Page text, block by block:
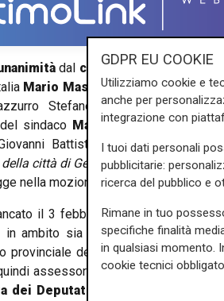
dal consiglio comunale di
Mario Mascia, condivisa dal
Stefano Costae dagli altri
sindaco Marco Bucci,di
Battista"Gianni" Dagnino.
città di Genova e della Regione
nella mozione.
il 3 febbraio 1995, è stato un
ambito sia locale che nazionale -
provinciale dellaDemocrazia
assessore supplente aiLavori
dei Deputati
GDPR EU COOKIE
Utilizziamo cookie e
anche per
integrazione con
I tuoi dati personali
pubblicitarie:
ricerca del pubblico e
Rimane in tuo
specifiche finalità
in qualsiasi momento.
cookie tecnici